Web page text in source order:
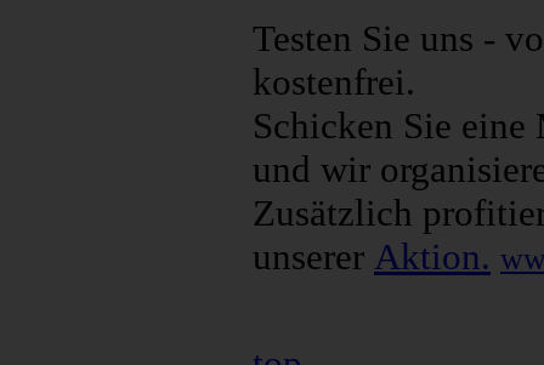
Testen Sie uns -
kostenfrei.
Schicken Sie
und wir
Zusätzlich
unserer Aktion.